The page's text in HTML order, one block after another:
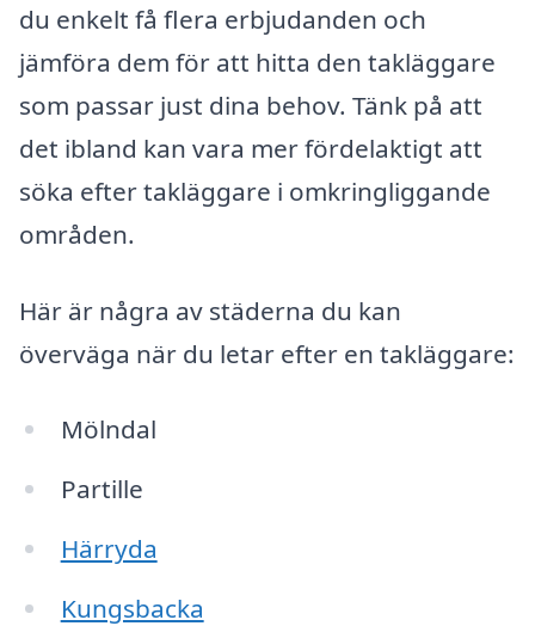
du enkelt få flera erbjudanden och
jämföra dem för att hitta den takläggare
som passar just dina behov. Tänk på att
det ibland kan vara mer fördelaktigt att
söka efter takläggare i omkringliggande
områden.
Här är några av städerna du kan
överväga när du letar efter en takläggare:
Mölndal
Partille
Härryda
Kungsbacka